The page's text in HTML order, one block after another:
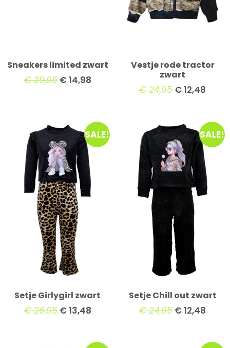
Sneakers limited zwart
€29,95 €14,98
Vestje rode tractor
zwart
€24,95 €12,48
SALE!
Setje Girlygirl zwart
€26,95 €13,48
SALE!
Setje Chill out zwart
€24,95 €12,48